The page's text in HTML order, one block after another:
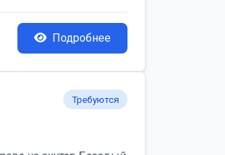
Подробнее
Требуются